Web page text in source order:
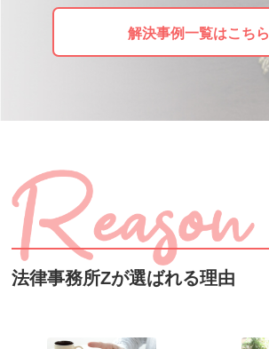
解決事例一覧はこちら
法律事務所Zが選ばれる理由